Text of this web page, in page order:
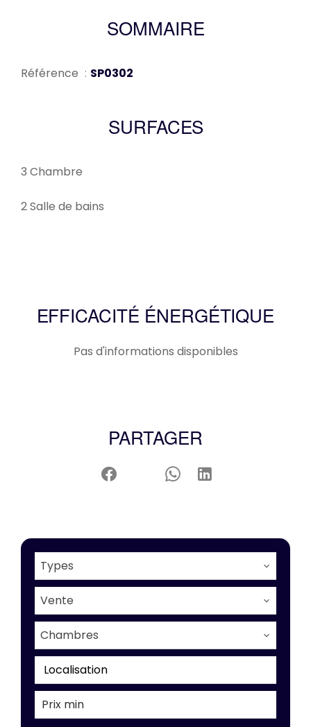
SOMMAIRE
Référence SP0302
SURFACES
3 Chambre
2 Salle de bains
EFFICACITÉ ÉNERGÉTIQUE
Pas d'informations disponibles
PARTAGER
Types
Vente
Chambres
Localisation